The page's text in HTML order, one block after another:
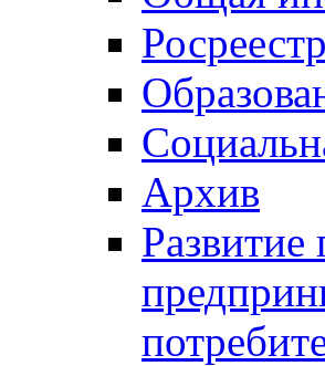
Росреестр
Архив
Развитие